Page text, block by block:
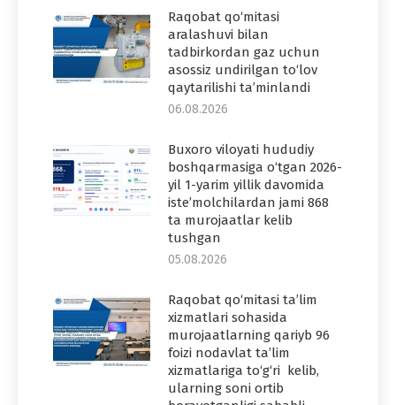
Raqobat qo‘mitasi
aralashuvi bilan
tadbirkordan gaz uchun
asossiz undirilgan to‘lov
qaytarilishi ta’minlandi
06.08.2026
Buxoro viloyati hududiy
boshqarmasiga o‘tgan 2026-
yil 1-yarim yillik davomida
iste’molchilardan jami 868
ta murojaatlar kelib
tushgan
05.08.2026
Raqobat qo‘mitasi ta’lim
xizmatlari sohasida
murojaatlarning qariyb 96
foizi nodavlat ta’lim
xizmatlariga to‘g‘ri kelib,
ularning soni ortib